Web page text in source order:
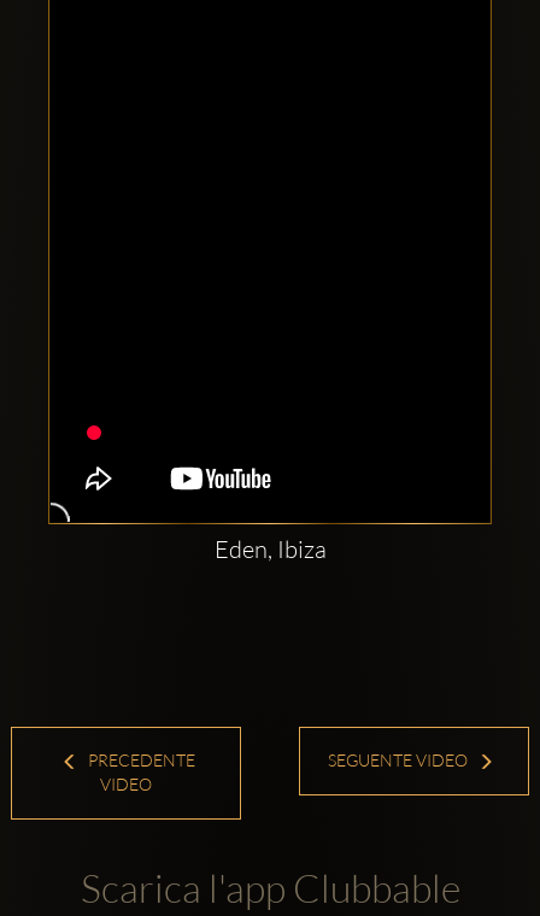
Eden, Ibiza
PRECEDENTE
VIDEO
SEGUENTE VIDEO
Scarica l'app Clubbable